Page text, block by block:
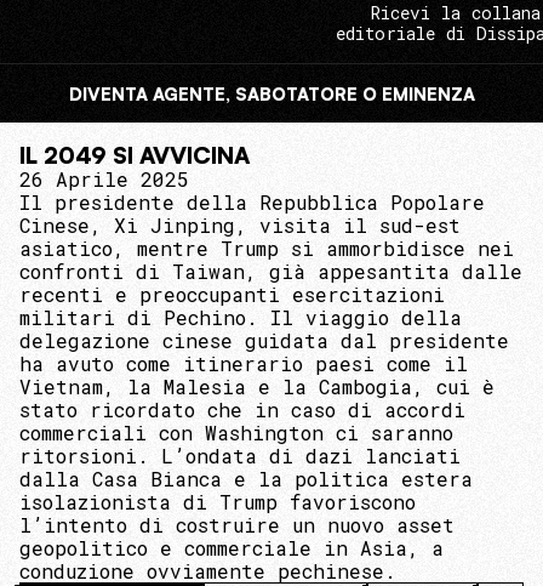
Ricevi la collana
editoriale di
DIVENTA AGENTE, SABOTATORE O EMINENZA
IL 2049 SI AVVICINA
26 Aprile 2025
Il presidente della Repubblica Popolare
Cinese, Xi Jinping, visita il sud-est
asiatico, mentre Trump si ammorbidisce nei
confronti di Taiwan, già appesantita dalle
recenti e preoccupanti esercitazioni
militari di Pechino. Il viaggio della
delegazione cinese guidata dal presidente
ha avuto come itinerario paesi come il
Vietnam, la Malesia e la Cambogia, cui è
stato ricordato che in caso di accordi
commerciali con Washington ci saranno
ritorsioni. L’ondata di dazi lanciati
dalla Casa Bianca e la politica estera
isolazionista di Trump favoriscono
l’intento di costruire un nuovo asset
geopolitico e commerciale in Asia, a
conduzione ovviamente pechinese.